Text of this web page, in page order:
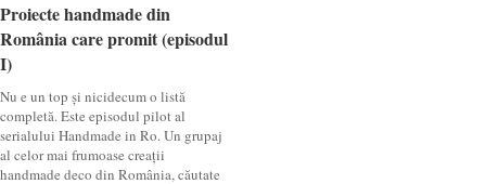
Proiecte handmade din
România care promit (episodul
I)
Nu e un top și nicidecum o listă
completă. Este episodul pilot al
serialului Handmade in Ro. Un grupaj
al celor mai frumoase creații
handmade deco din România, căutate
Proiecte handmade din
România care promit (episodul
I)